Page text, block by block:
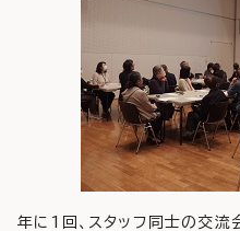
年に1回、スタッフ同士の交流